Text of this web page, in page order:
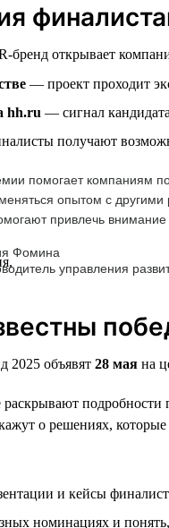
открывает
— проект проходит
hh.ru — сигнал
получают
помогает компаниям
опытом с другими
привлечь внимание
Фомина
управления
2025 объявят 28 мая на
подробности
о решениях,
и кейсы
номинациях и